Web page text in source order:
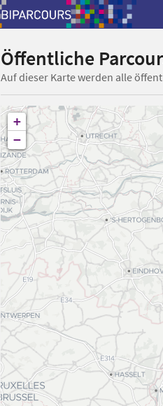
Öffentliche
Auf dieser Karte werden alle
+
−